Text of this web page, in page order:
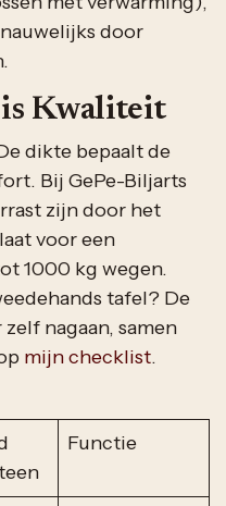
door
Kwaliteit
dikte bepaalt de
Bij GePe-Biljarts
zijn door het
voor een
1000 kg wegen.
tafel? De
nagaan, samen
mijn checklist.
Functie